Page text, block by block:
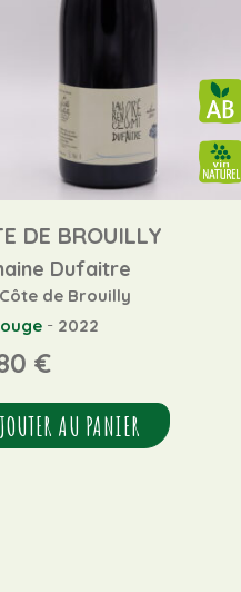
DE BROUILLY
Dufaitre
de Brouilly
- 2022
€
AU PANIER